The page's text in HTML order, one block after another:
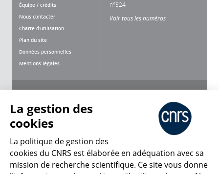
Équipe / crédits
Nous contacter
Charte d'utilisation
Plan du site
Données personnelles
Mentions légales
n°324
Voir tous les numéros
CNRS Le Mag
La gestion des
cookies
La politique de gestion des
cookies du CNRS est élaborée en adéquation avec sa
mission de recherche scientifique. Ce site vous donne